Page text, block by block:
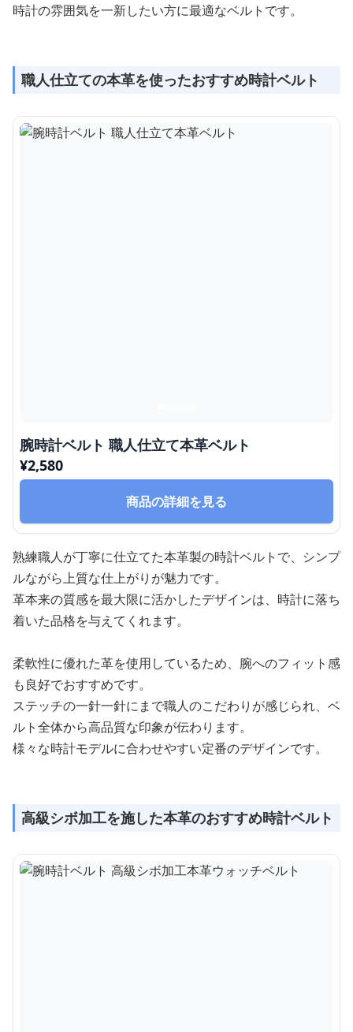
時計の雰囲気を一新したい方に最適なベルトです。
職人仕立ての本革を使ったおすすめ時計ベルト
腕時計ベルト 職人仕立て本革ベルト
¥2,580
商品の詳細を見る
熟練職人が丁寧に仕立てた本革製の時計ベルトで、シンプ
ルながら上質な仕上がりが魅力です。
革本来の質感を最大限に活かしたデザインは、時計に落ち
着いた品格を与えてくれます。
柔軟性に優れた革を使用しているため、腕へのフィット感
も良好でおすすめです。
ステッチの一針一針にまで職人のこだわりが感じられ、ベ
ルト全体から高品質な印象が伝わります。
様々な時計モデルに合わせやすい定番のデザインです。
高級シボ加工を施した本革のおすすめ時計ベルト